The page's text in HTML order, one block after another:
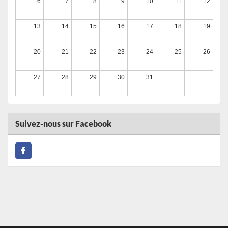
Trail du Téléthon Pays de Combronde
Run in 2 Mure 2026
Du 13/09/2026 au 21/09/2026
Gend’Trail de Barbières 2026
13/09/2026
13 14 15 16 17 18 19
20 21 22 23 24 25 26
27 28 29 30 31
Suivez-nous sur Facebook